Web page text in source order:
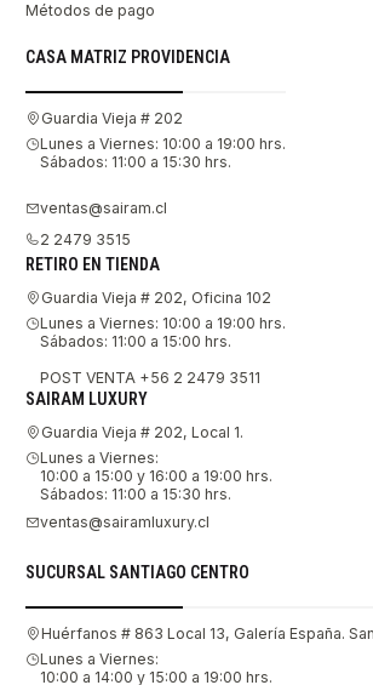
Métodos de pago
CASA MATRIZ PROVIDENCIA
Guardia Vieja # 202
Lunes a Viernes: 10:00 a 19:00 hrs.
Sábados: 11:00 a 15:30 hrs.
ventas@sairam.cl
2 2479 3515
RETIRO EN TIENDA
Guardia Vieja # 202, Oficina 102
Lunes a Viernes: 10:00 a 19:00 hrs.
Sábados: 11:00 a 15:00 hrs.
POST VENTA +56 2 2479 3511
SAIRAM LUXURY
Guardia Vieja # 202, Local 1.
Lunes a Viernes:
10:00 a 15:00 y 16:00 a 19:00 hrs.
Sábados: 11:00 a 15:30 hrs.
ventas@sairamluxury.cl
SUCURSAL SANTIAGO CENTRO
Huérfanos # 863 Local 13, Galería España.
Lunes a Viernes:
10:00 a 14:00 y 15:00 a 19:00 hrs.